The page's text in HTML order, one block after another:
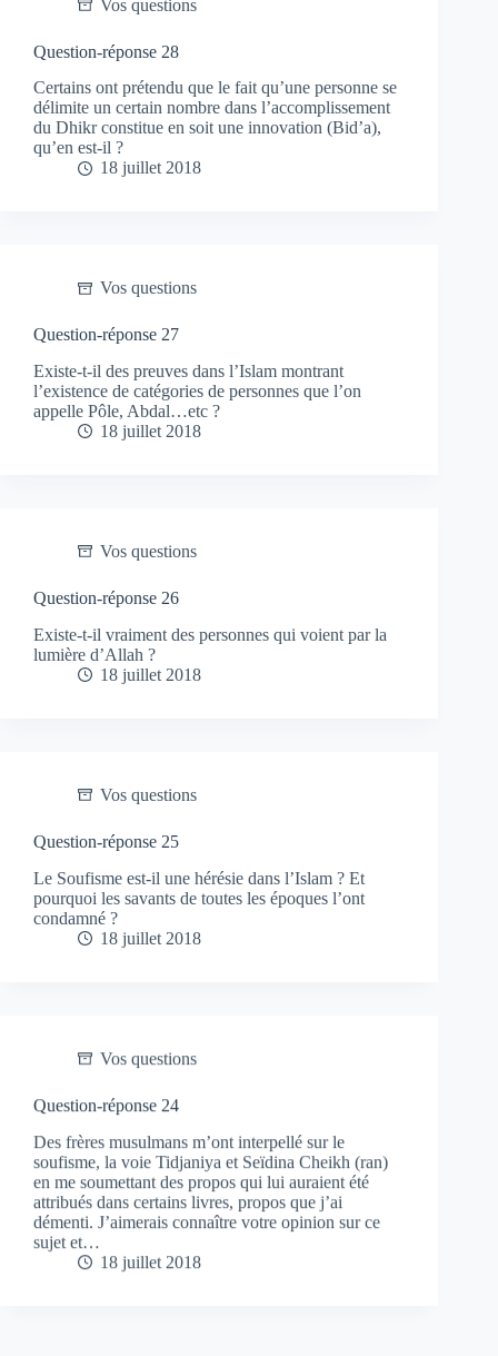
Vos questions
Question-réponse 28
Certains ont prétendu que le fait qu’une personne se
délimite un certain nombre dans l’accomplissement
du Dhikr constitue en soit une innovation (Bid’a),
qu’en est-il ?
18 juillet 2018
Vos questions
Question-réponse 27
Existe-t-il des preuves dans l’Islam montrant
l’existence de catégories de personnes que l’on
appelle Pôle, Abdal…etc ?
18 juillet 2018
Vos questions
Question-réponse 26
Existe-t-il vraiment des personnes qui voient par la
lumière d’Allah ?
18 juillet 2018
Vos questions
Question-réponse 25
Le Soufisme est-il une hérésie dans l’Islam ? Et
pourquoi les savants de toutes les époques l’ont
condamné ?
18 juillet 2018
Vos questions
Question-réponse 24
Des frères musulmans m’ont interpellé sur le
soufisme, la voie Tidjaniya et Seïdina Cheikh (ran)
en me soumettant des propos qui lui auraient été
attribués dans certains livres, propos que j’ai
démenti. J’aimerais connaître votre opinion sur ce
sujet et…
18 juillet 2018